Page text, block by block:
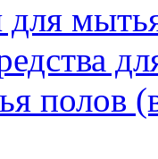
полов